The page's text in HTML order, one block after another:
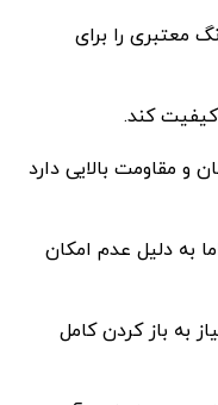
معتبری را برای
کند.
مقاومت بالایی دارد
به دلیل عدم امکان
به باز کردن کامل